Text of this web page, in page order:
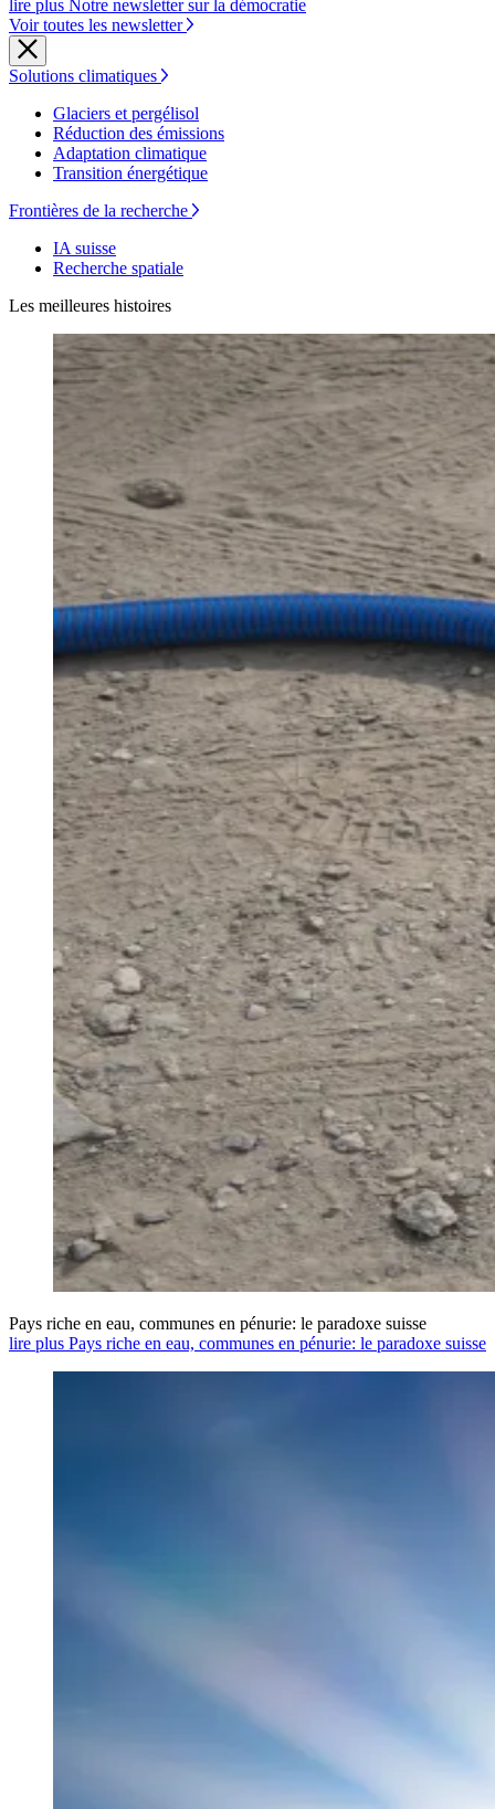
lire plus Notre newsletter sur la démocratie
Voir toutes les newsletter
Solutions climatiques
Glaciers et pergélisol
Réduction des émissions
Adaptation climatique
Transition énergétique
Frontières de la recherche
IA suisse
Recherche spatiale
Les meilleures histoires
Pays riche en eau, communes en pénurie: le paradoxe suisse
lire plus Pays riche en eau, communes en pénurie: le paradoxe suisse